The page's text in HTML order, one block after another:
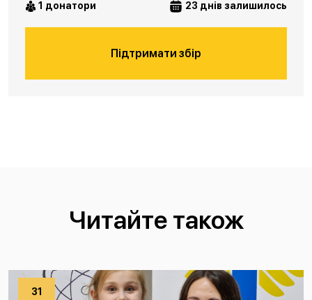
1 донатори 23 днів залишилось
Підтримати збір
Читайте також
31